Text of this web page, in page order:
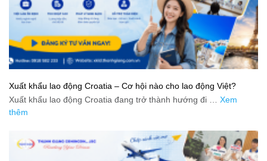
Xuất khẩu lao động Croatia – Cơ hội nào cho lao động Việt?
Xuất khẩu lao động Croatia đang trở thành hướng đi … Xem
thêm